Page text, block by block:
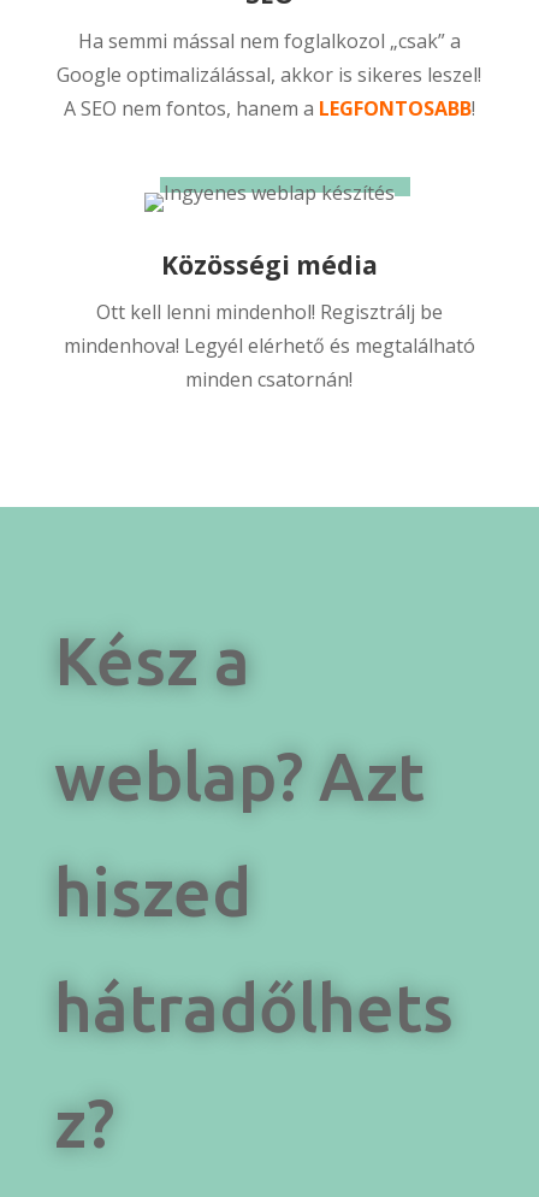
Ha semmi mással nem foglalkozol „csak” a
Google optimalizálással, akkor is sikeres leszel!
A SEO nem fontos, hanem a LEGFONTOSABB!
Közösségi média
Ott kell lenni mindenhol! Regisztrálj be
mindenhova! Legyél elérhető és megtalálható
minden csatornán!
Kész a
weblap? Azt
hiszed
hátradőlhets
z?